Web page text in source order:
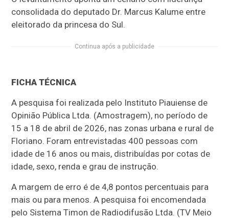
consolidada do deputado Dr. Marcus Kalume entre
eleitorado da princesa do Sul.
Continua após a publicidade
FICHA TÉCNICA
A pesquisa foi realizada pelo Instituto Piauiense de
Opinião Pública Ltda. (Amostragem), no período de
15 a 18 de abril de 2026, nas zonas urbana e rural de
Floriano. Foram entrevistadas 400 pessoas com
idade de 16 anos ou mais, distribuídas por cotas de
idade, sexo, renda e grau de instrução.
A margem de erro é de 4,8 pontos percentuais para
mais ou para menos. A pesquisa foi encomendada
pelo Sistema Timon de Radiodifusão Ltda. (TV Meio